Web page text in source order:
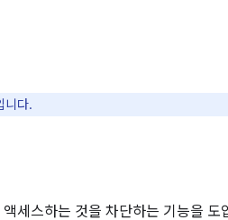
니다.
세스하는 것을 차단하는 기능을 도